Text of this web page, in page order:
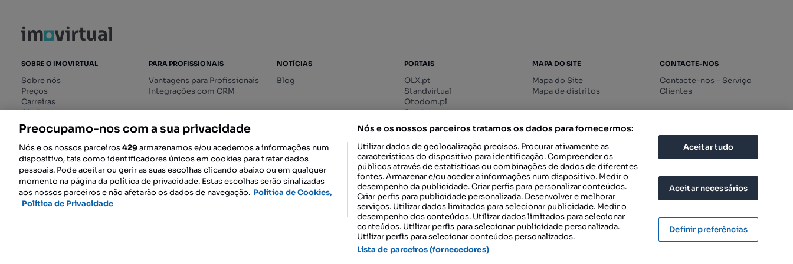
SOBRE O IMOVIRTUAL
Sobre nós
Preços
Carreiras
Ajuda
Livro de Reclamações online
Regulamento dos Serviços
Digitais
PARA PROFISSIONAIS
Vantagens para Profissionais
Integrações com CRM
NOTÍCIAS
Blog
PORTAIS
OLX.pt
Standvirtual
Otodom.pl
Storia.ro
MAPA DO SITE
Mapa do Site
Mapa de distritos
CONTACTE-NOS
Contacte-nos - Serviço
Clientes
SIGA-NOS: DESCARREGAR NA:
TERMOS DE UTILIZAÇÃO POLÍTICA DE PRIVACIDADE CONFIGURAÇÕES DE PRIVACIDADE
Preocupamo-nos com a sua privacidade
Nós e os nossos parceiros429armazenamos e/ou acedemos a informações num
dispositivo, tais como identificadores únicos em cookies para tratar dados
pessoais. Pode aceitar ou gerir as suas escolhas clicando abaixo ou em qualquer
momento na página da política de privacidade. Estas escolhas serão sinalizadas
aos nossos parceiros e não afetarão os dados de navegação. Política de Cookies,
Política de Privacidade
Nós e os nossos parceiros tratamos os dados para fornecermos:
Utilizar dados de geolocalização precisos. Procurar ativamente as
características do dispositivo para identificação. Compreender os
públicos através de estatísticas ou combinações de dados de diferentes
fontes. Armazenar e/ou aceder a informações num dispositivo. Medir o
desempenho da publicidade. Criar perfis para personalizar conteúdos.
Criar perfis para publicidade personalizada. Desenvolver e melhorar
serviços. Utilizar dados limitados para selecionar publicidade. Medir o
desempenho dos conteúdos. Utilizar dados limitados para selecionar
conteúdos. Utilizar perfis para selecionar publicidade personalizada.
Utilizar perfis para selecionar conteúdos personalizados.
Lista de parceiros (fornecedores)
Aceitar tudo
Aceitar necessários
Definir preferências